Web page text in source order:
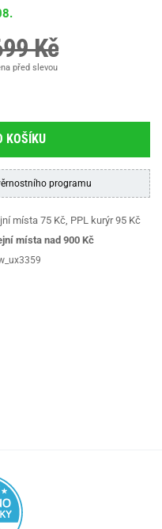
Kč
před slevou
KOŠÍKU
programu
místa 75 Kč, PPL kurýr 95 Kč
místa nad 900 Kč